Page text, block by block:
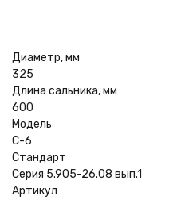
Диаметр, мм
325
Длина сальника, мм
600
Модель
С-6
Стандарт
Серия 5.905-26.08 вып.1
Артикул